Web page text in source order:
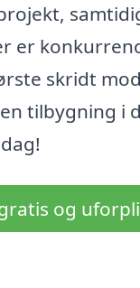
er
skridt
tilbygning i
og